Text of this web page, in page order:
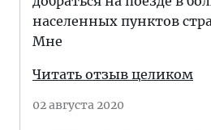
населенных пунктов
Мне
Читать отзыв целиком
02 августа 2020